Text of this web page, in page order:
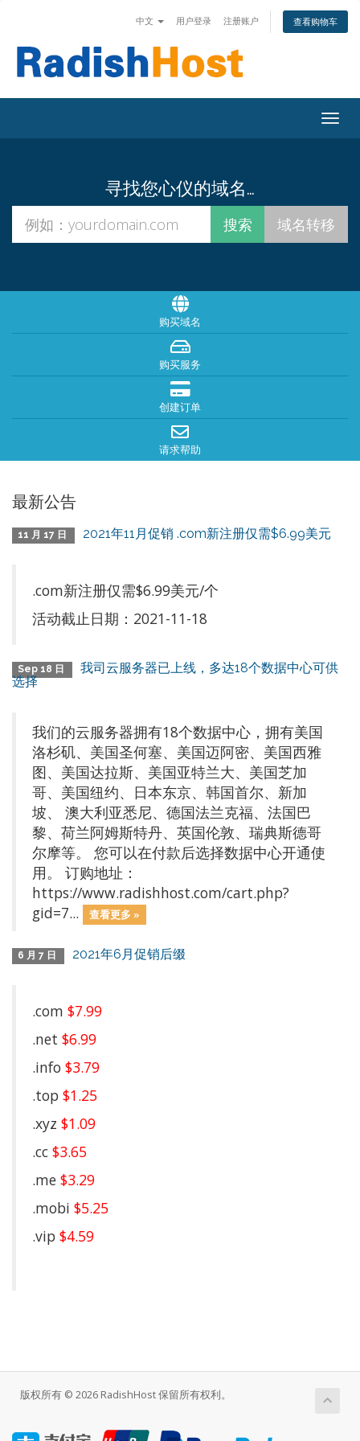
中文 用户登录 注册账户 查看购物车
寻找您心仪的域名…
购买域名
购买服务
创建订单
请求帮助
最新公告
11 月 17 日 2021年11月促销 .com新注册仅需$6.99美元
.com新注册仅需$6.99美元/个
活动截止日期：2021-11-18
Sep 18 日
我司云服务器已上线，多达18个数据中心可供
选择
我们的云服务器拥有18个数据中心，拥有美国
洛杉矶、美国圣何塞、美国迈阿密、美国西雅
图、美国达拉斯、美国亚特兰大、美国芝加
哥、美国纽约、日本东京、韩国首尔、新加
坡、 澳大利亚悉尼、德国法兰克福、法国巴
黎、荷兰阿姆斯特丹、英国伦敦、瑞典斯德哥
尔摩等。 您可以在付款后选择数据中心开通使
用。 订购地址：
https://www.radishhost.com/cart.php?
gid=7...
查看更多 »
6 月 7 日 2021年6月促销后缀
.com $7.99
.net $6.99
.info $3.79
.top $1.25
.xyz $1.09
.cc $3.65
.me $3.29
.mobi $5.25
.vip $4.59
版权所有 © 2026 RadishHost 保留所有权利。